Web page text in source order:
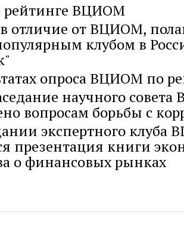
рейтинге ВЦИОМ
отличие от ВЦИОМ,
клубом в
опроса ВЦИОМ по
научного
вопросам борьбы с
экспертного клуба
презентация книги
о финансовых рынках